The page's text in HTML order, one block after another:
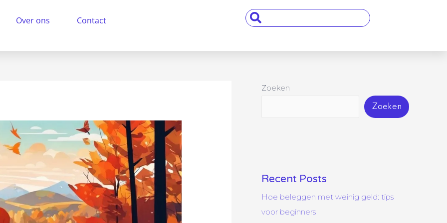
Over ons Contact
Search
...
Zoeken
Zoeken
Recent Posts
Hoe beleggen met weinig geld: tips
voor beginners